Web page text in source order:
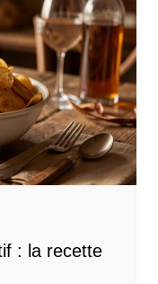
: la recette